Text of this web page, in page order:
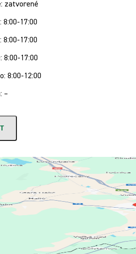
zatvorené
8:00-17:00
8:00-17:00
8:00-17:00
8:00-12:00
–